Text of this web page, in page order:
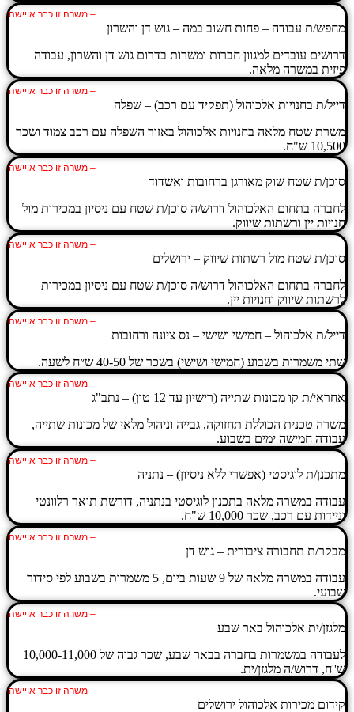
– משרה זו כבר אויישה
מחפש/ת עבודה – פחות חשוב במה – גוש דן והשרון
דרושים עובדים למגוון חברות ומשרות בדרום גוש דן והשרון, עבודה
פיזית במשרה מלאה.
– משרה זו כבר אויישה
דייל/ת בחנויות אלכוהול (תפקיד עם רכב) – שפלה
משרת שטח מלאה בחנויות אלכוהול באזור השפלה עם רכב צמוד ושכר
10,500 ש"ח.
– משרה זו כבר אויישה
סוכן/ת שטח שוק מאורגן ברחובות ואשדוד
לחברה בתחום האלכוהול דרוש/ה סוכן/ת שטח עם ניסיון במכירות מול
חנויות יין ורשתות שיווק.
– משרה זו כבר אויישה
סוכן/ת שטח מול רשתות שיווק – ירושלים
לחברה בתחום האלכוהול דרוש/ה סוכן/ת שטח עם ניסיון במכירות
לרשתות שיווק וחנויות יין.
– משרה זו כבר אויישה
דייל/ת אלכוהול – חמישי ושישי – נס ציונה ורחובות
שתי משמרות בשבוע (חמישי ושישי) בשכר של 40-50 ש״ח לשעה.
– משרה זו כבר אויישה
אחראי/ת קו מכונות שתייה (רישיון עד 12 טון) – נתב"ג
משרה טכנית הכוללת תחזוקה, גבייה וניהול מלאי של מכונות שתייה,
עבודה חמישה ימים בשבוע.
– משרה זו כבר אויישה
מתכנן/ת לוגיסטי (אפשרי ללא ניסיון) – נתניה
עבודה במשרה מלאה בתכנון לוגיסטי בנתניה, דורשת תואר רלוונטי
וניידות עם רכב, שכר 10,000 ש"ח.
– משרה זו כבר אויישה
מבקר/ת תחבורה ציבורית – גוש דן
עבודה במשרה מלאה של 9 שעות ביום, 5 משמרות בשבוע לפי סידור
שבועי.
– משרה זו כבר אויישה
מלגזן/ית אלכוהול באר שבע
לעבודה במשמרות בחברה בבאר שבע, שכר גבוה של 10,000-11,000
ש''ח, דרוש/ה מלגזן/ית.
– משרה זו כבר אויישה
קידום מכירות אלכוהול ירושלים